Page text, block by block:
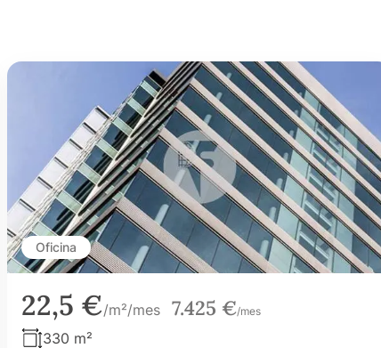
Oficina
22,5 €/m²/mes 7.425 €/mes
330 m²